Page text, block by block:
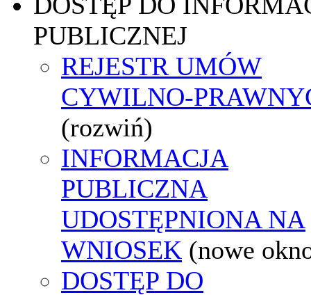
PUBLICZNEJ
REJESTR UMÓW
CYWILNO-
(rozwiń)
INFORMACJA
PUBLICZNA
UDOSTĘPNIONA NA
WNIOSEK (nowe
DOSTĘP DO